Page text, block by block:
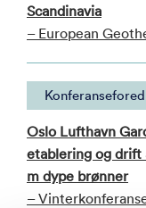
Scandinavia
– European
Oslo Lufthavn
etablering og drift
m dype brønner
–